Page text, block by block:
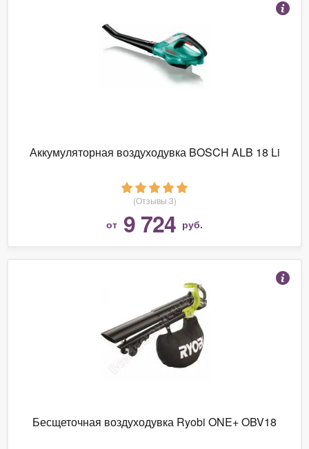
Аккумуляторная воздуходувка BOSCH ALB 18 Li
(Отзывы 3)
от 9 724 руб.
Бесщеточная воздуходувка Ryobi ONE+ OBV18